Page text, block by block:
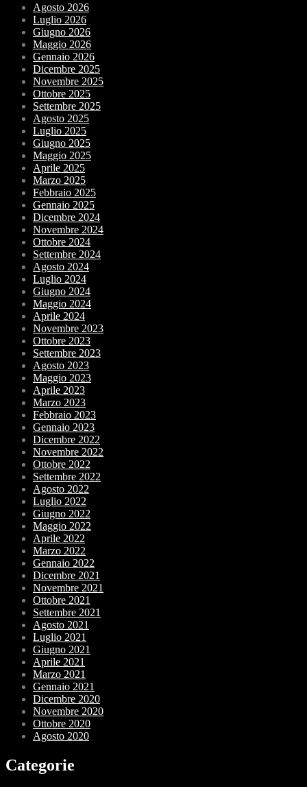
Agosto 2026
Luglio 2026
Giugno 2026
Maggio 2026
Gennaio 2026
Dicembre 2025
Novembre 2025
Ottobre 2025
Settembre 2025
Agosto 2025
Luglio 2025
Giugno 2025
Maggio 2025
Aprile 2025
Marzo 2025
Febbraio 2025
Gennaio 2025
Dicembre 2024
Novembre 2024
Ottobre 2024
Settembre 2024
Agosto 2024
Luglio 2024
Giugno 2024
Maggio 2024
Aprile 2024
Novembre 2023
Ottobre 2023
Settembre 2023
Agosto 2023
Maggio 2023
Aprile 2023
Marzo 2023
Febbraio 2023
Gennaio 2023
Dicembre 2022
Novembre 2022
Ottobre 2022
Settembre 2022
Agosto 2022
Luglio 2022
Giugno 2022
Maggio 2022
Aprile 2022
Marzo 2022
Gennaio 2022
Dicembre 2021
Novembre 2021
Ottobre 2021
Settembre 2021
Agosto 2021
Luglio 2021
Giugno 2021
Aprile 2021
Marzo 2021
Gennaio 2021
Dicembre 2020
Novembre 2020
Ottobre 2020
Agosto 2020
Categorie